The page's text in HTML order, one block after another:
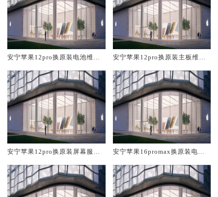
安宁苹果12pro换原装电池维修
安宁苹果12pro换原装主板维修
安宁苹果12pro换原装屏幕服务
安宁苹果16promax换原装电池